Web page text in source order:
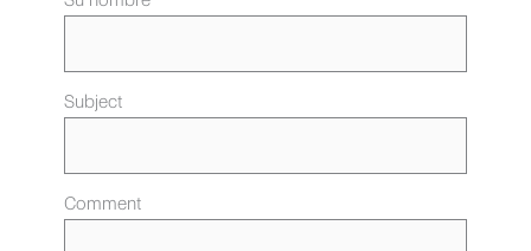
Subject
Comment